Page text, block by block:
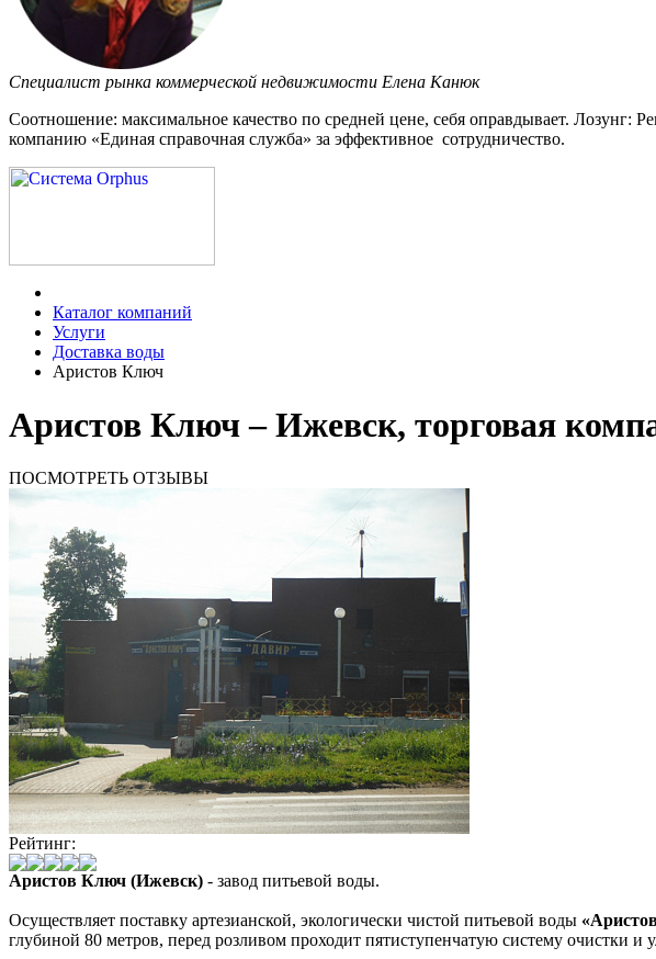
Специалист рынка коммерческой недвижимости Елена Канюк
Соотношение: максимальное качество по средней цене, себя оправдывает.
компанию «Единая справочная служба» за эффективное сотрудничество.
Каталог компаний
Услуги
Доставка воды
Аристов Ключ
Аристов Ключ – Ижевск, торговая
ПОСМОТРЕТЬ ОТЗЫВЫ
Рейтинг:
Аристов Ключ (Ижевск) - завод питьевой воды.
Осуществляет поставку артезианской, экологически чистой питьевой воды
глубиной 80 метров, перед розливом проходит пятиступенчатую систему очистки и